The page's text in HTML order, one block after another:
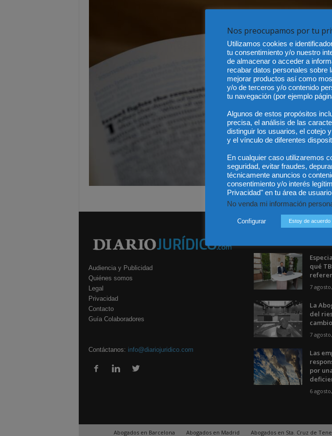
Audiencia y Publicidad
Quiénes somos
Legal
Privacidad
Contacto
Guía Colaboradores
Contáctanos: info@diariojuridico.com
qué
7
La
del
7
Las
por
6
Abogados en Barcelona Abogados en Madrid Abogados en Sta. Cruz de
Nos preocupamos por tu
Utilizamos cookies e
tu consentimiento y/o nuestro
de almacenar o acceder a
recabar datos personales sobre
mejorar productos así como
y/o de terceros y/o contenido
tu navegación (por ejemplo
Algunos de estos propósitos
precisa, el análisis de las
distinguir los usuarios, el cotejo
y el vínculo de diferentes
En cualquier caso utilizaremos
seguridad, evitar fraudes,
técnicamente anuncios o
consentimiento y/o interés
Privacidad" en tu área de
No venda mi información
Configurar Estoy de acuerdo